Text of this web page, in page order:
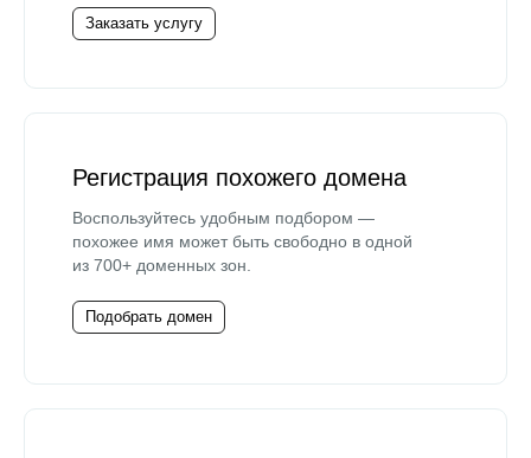
Заказать услугу
Регистрация похожего домена
Воспользуйтесь удобным подбором —
похожее имя может быть свободно в одной
из 700+ доменных зон.
Подобрать домен